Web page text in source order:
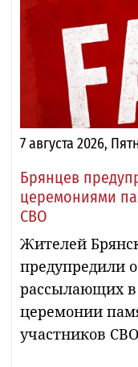
7 августа 2026,
Брянцев
церемониями
СВО
Жителей
предупредили
рассылающих
церемонии
участников СВО